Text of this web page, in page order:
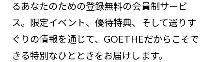
るあなたのための登録無料の会員制サービ
ス。限定イベント、優待特典、そして選りす
ぐりの情報を通じて、GOETHEだからこそで
きる特別なひとときをお届けします。